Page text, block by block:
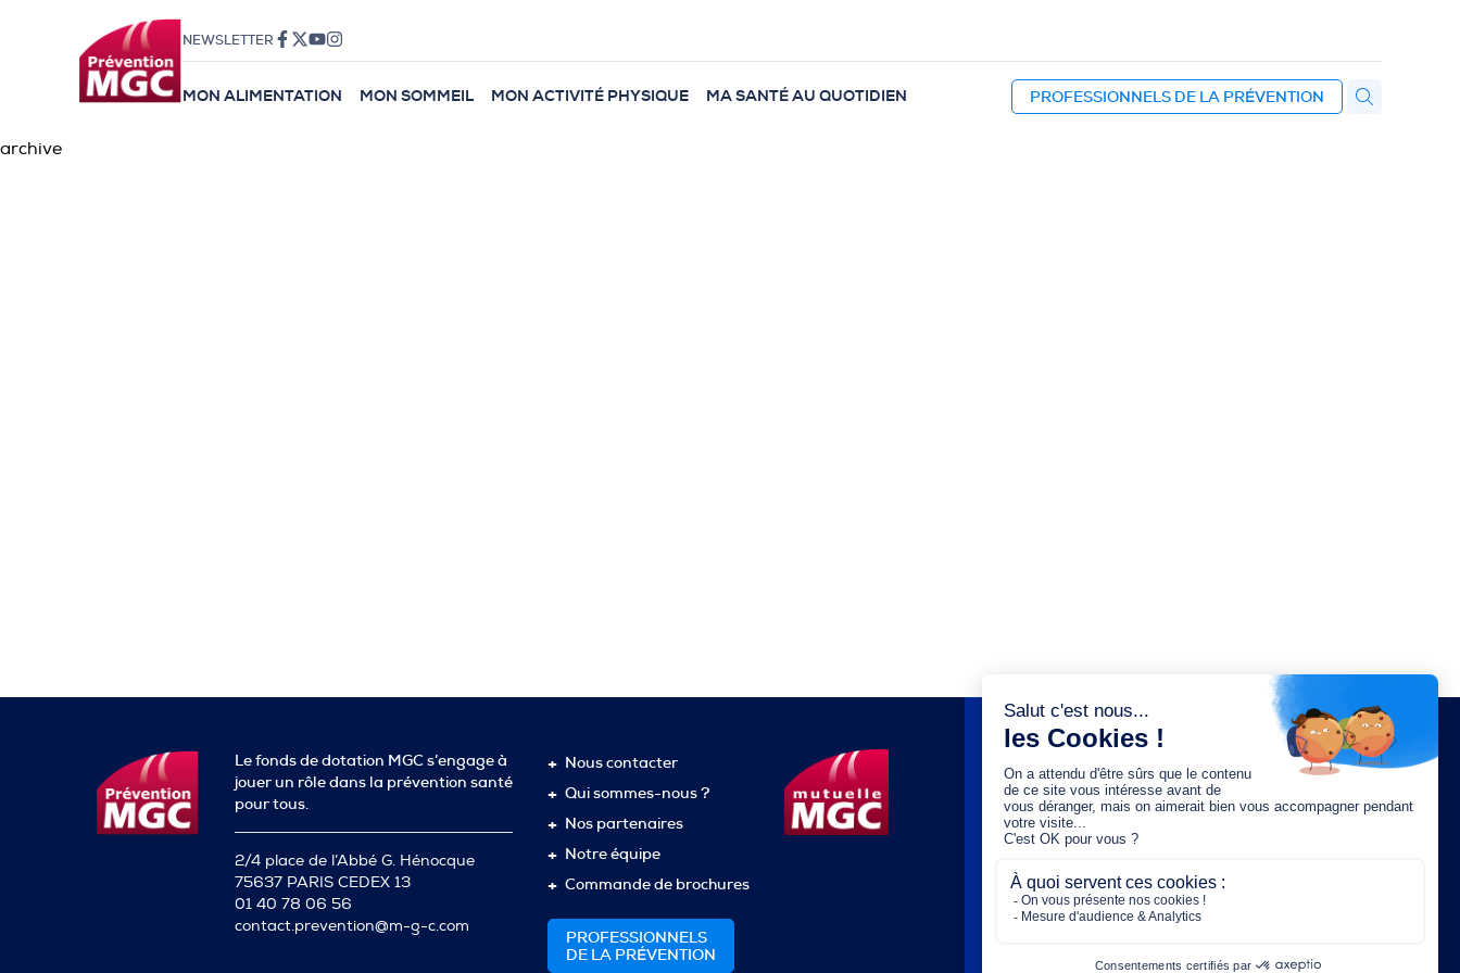
NEWSLETTER
MON ALIMENTATION MON SOMMEIL MON ACTIVITÉ PHYSIQUE MA SANTÉ AU QUOTIDIEN PROFESSIONNELS DE LA PRÉVENTION
archive
Le fonds de dotation MGC s’engage à
jouer un rôle dans la prévention santé
pour tous.
2/4 place de l’Abbé G. Hénocque
75637 PARIS CEDEX 13
01 40 78 06 56
contact.prevention@m-g-c.com
Nous contacter
Qui sommes-nous ?
Nos partenaires
Notre équipe
Commande de brochures
PROFESSIONNELS
DE LA PRÉVENTION
Saisissez votre adresse e-mail :
Rejoignez-nous :